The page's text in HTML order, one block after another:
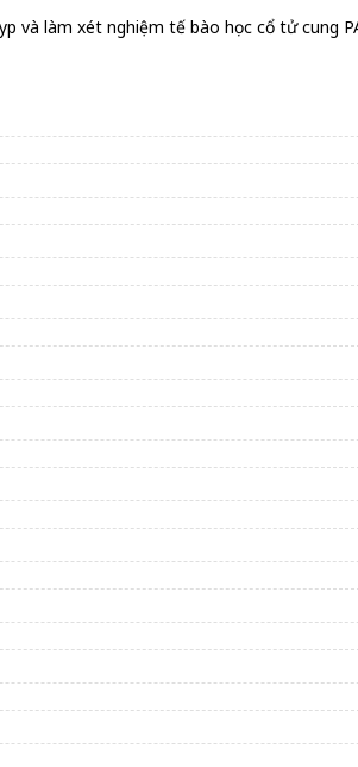
và làm xét nghiệm tế bào học cổ tử cung